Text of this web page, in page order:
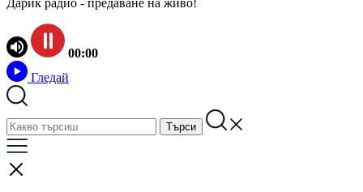
Дарик радио - предаване на живо!
00:00
Гледай